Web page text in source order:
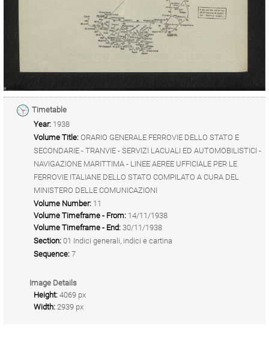
Timetable
Year: 1938
Volume Title: ORARIO GENERALE FERROVIE DELLO STATO E
SECONDARIE - TRANVIE - SERVIZI LACUALI ED AUTOMOBILISTICI -
NAVIGAZIONE MARITTIMA - LINEE AEREE UFFICIALE PER LE
FERROVIE ITALIANE DELLO STATO COMPILATO A CURA DEL
MINISTERO DELLE COMUNICAZIONI
Volume Number: 11
Volume Timeframe - From: 14/11/1938
Volume Timeframe - End: 30/11/1938
Section: 01 Indici generali, indici e cartina
Sequence: 7
Image Details
Height: 4069 px
Width: 2939 px